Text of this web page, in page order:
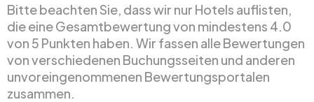
Bitte beachten Sie, dass wir nur Hotels auflisten,
die eine Gesamtbewertung von mindestens 4.0
von 5 Punkten haben. Wir fassen alle Bewertungen
von verschiedenen Buchungsseiten und anderen
unvoreingenommenen Bewertungsportalen
zusammen.